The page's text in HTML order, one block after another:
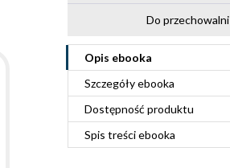
Do przechowalni
Opis ebooka
Szczegółyebooka
Dostępność produktu
Spis treściebooka